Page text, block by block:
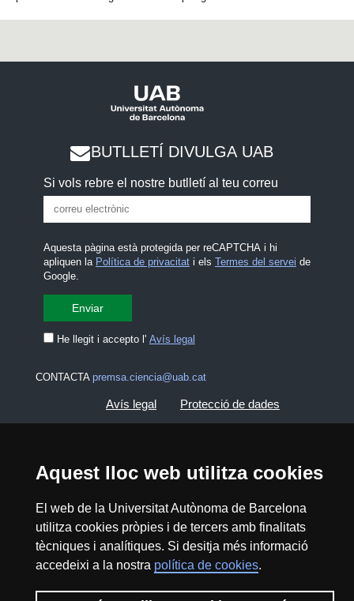
Aquest lloc web utilitza cookies
El web de la Universitat Autònoma de Barcelona
utilitza cookies pròpies i de tercers amb finalitats
tècniques i analítiques. Si desitja més informació
accedeixi a la nostra política de cookies.
BUTLLETÍ DIVULGA UAB
Si vols rebre el nostre butlletí al teu correu
Aquesta pàgina està protegida per reCAPTCHA i hi
apliquen la Política de privacitati els Termes del servei de
Google.
He llegit i accepto l' Avís legal
CONTACTA premsa.ciencia@uab.cat
Avís legal Protecció de dades
Mapa del web UAB
2026 Divulga UAB - Creative Commons
Reconeixement - No Comercial (CC BY NC) -
ISSN: 2014-6388
View low-bandwidth version